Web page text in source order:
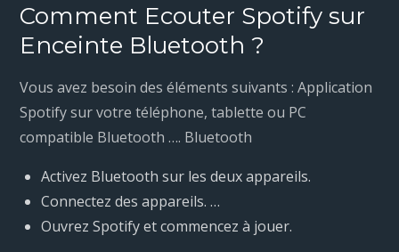
Comment Ecouter Spotify sur
Enceinte Bluetooth ?
Vous avez besoin des éléments suivants : Application
Spotify sur votre téléphone, tablette ou PC
compatible Bluetooth …. Bluetooth
Activez Bluetooth sur les deux appareils.
Connectez des appareils. …
Ouvrez Spotify et commencez à jouer.